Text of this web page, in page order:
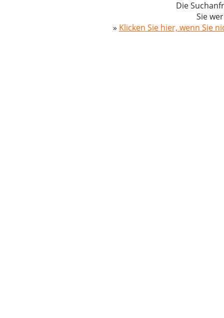
Die
Sie
» Klicken Sie hier, wenn Sie